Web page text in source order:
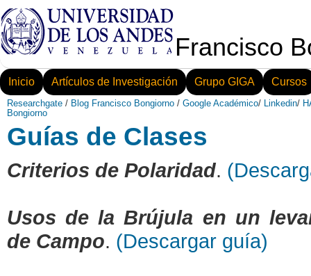
Francisco
Inicio Artículos de Investigación Grupo GIGA Cursos
Researchgate / Blog Francisco Bongiorno / Google Académico/ Linkedin/
Bongiorno
Guías de Clases
Criterios de Polaridad.
Usos de la Brújula en un
de Campo. (Descargar guía)